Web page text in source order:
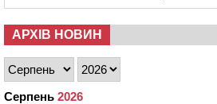
АРХІВ НОВИН
Серпень 2026